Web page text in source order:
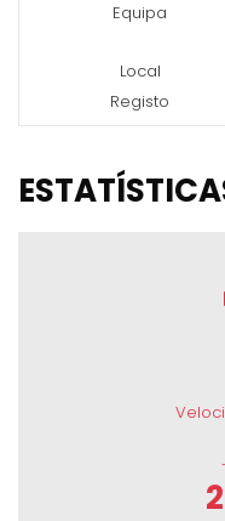
Equipa
Local
Registo